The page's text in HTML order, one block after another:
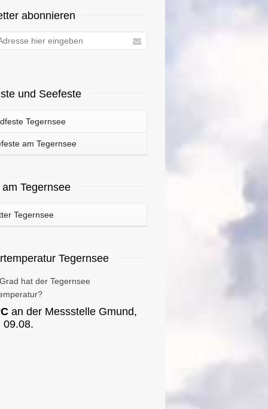
abonnieren
und Seefeste
Tegernsee
am Tegernsee
Tegernsee
Tegernsee
Tegernsee
hat der Tegernsee